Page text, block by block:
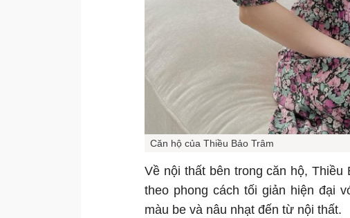
Căn hộ của Thiều Bảo Trâm
Về nội thất bên trong căn hộ,
theo phong cách tối giản hiện đại
màu be và nâu nhạt đến từ nội thất.